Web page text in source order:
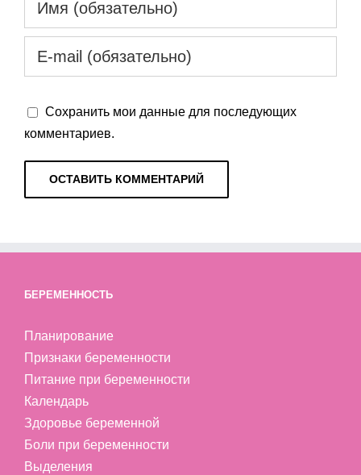
Сохранить мои данные для последующих
комментариев.
БЕРЕМЕННОСТЬ
Планирование
Признаки беременности
Питание при беременности
Календарь
Здоровье беременной
Боли при беременности
Выделения